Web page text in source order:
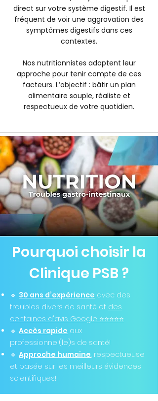
direct sur votre système digestif. Il est
fréquent de voir une aggravation des
symptômes digestifs dans ces
contextes.
Nos nutritionnistes adaptent leur
approche pour tenir compte de ces
facteurs. L’objectif : bâtir un plan
alimentaire souple, réaliste et
respectueux de votre quotidien.
Pourquoi choisir la
Clinique PSB ?
🔹 30 ans d’expérience avec des
troubles divers de santé et des
centaines d'avis Google ⭐️⭐️⭐️⭐️⭐️
🔹 Accès rapide aux
professionnel(le)s de santé!
🔹 Approche humaine, respectueuse
et basée sur les meilleurs évidences
scientifiques!